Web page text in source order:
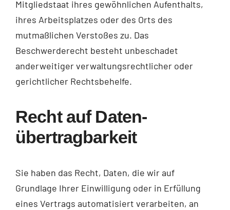
Mitgliedstaat ihres gewöhnlichen Aufenthalts,
ihres Arbeitsplatzes oder des Orts des
mutmaßlichen Verstoßes zu. Das
Beschwerderecht besteht unbeschadet
anderweitiger verwaltungsrechtlicher oder
gerichtlicher Rechtsbehelfe.
Recht auf Daten­
übertrag­barkeit
Sie haben das Recht, Daten, die wir auf
Grundlage Ihrer Einwilligung oder in Erfüllung
eines Vertrags automatisiert verarbeiten, an